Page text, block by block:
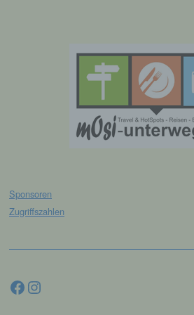
Sponsoren
Zugriffszahlen
Facebook
natürlichen Person
g) Verantwortlicher oder
Verarbeitung
und Mittel der Verarbeitung
Verarbeitung durch das